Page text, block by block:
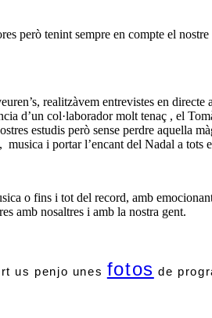
però tenint sempre en compte el nostre
realitzàvem entrevistes en directe
d’un col·laborador molt tenaç , el
estudis però sense perdre aquella
musica i portar l’encant del Nadal a tots
o fins i tot del record, amb
amb nosaltres i amb la nostra gent.
us penjo unes fotos de